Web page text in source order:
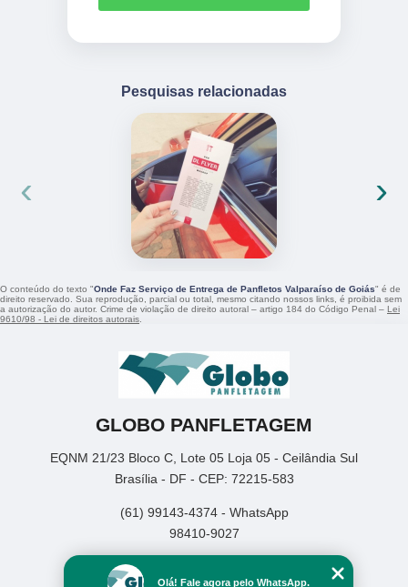
Pesquisas relacionadas
‹ ›
O conteúdo do texto "Onde Faz Serviço de Entrega de Panfletos Valparaíso de Goiás" é de
direito reservado. Sua reprodução, parcial ou total, mesmo citando nossos links, é proibida sem
a autorização do autor. Crime de violação de direito autoral – artigo 184 do Código Penal – Lei
9610/98 - Lei de direitos autorais.
GLOBO PANFLETAGEM
EQNM 21/23 Bloco C, Lote 05 Loja 05 - Ceilândia Sul
Brasília - DF - CEP: 72215-583
(61) 99143-4374 - WhatsApp
98410-9027
Olá! Fale agora pelo WhatsApp.